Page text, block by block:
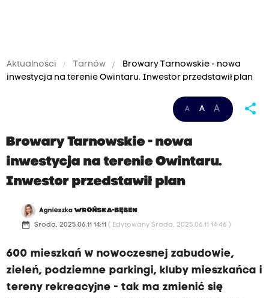
Aktualności Tarnów
Browary Tarnowskie - nowa
inwestycja na terenie Owintaru. Inwestor przedstawił plan
A A A share
Browary Tarnowskie - nowa
inwestycja na terenie Owintaru.
Inwestor przedstawił plan
AgnieszkaWROŃSKA-BĘBEN
date_range Środa, 2025.06.11 14:11 ( Edytowany Środa, 2025.06.11 14:46 )
600 mieszkań w nowoczesnej zabudowie,
zieleń, podziemne parkingi, kluby mieszkańca i
tereny rekreacyjne - tak ma zmienić się